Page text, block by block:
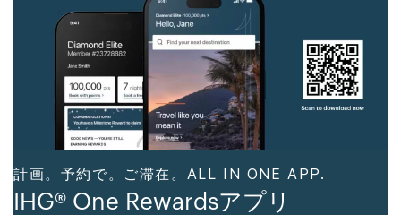
計画。予約で。ご滞在。ALL IN ONE APP.
IHG® One Rewardsアプリ